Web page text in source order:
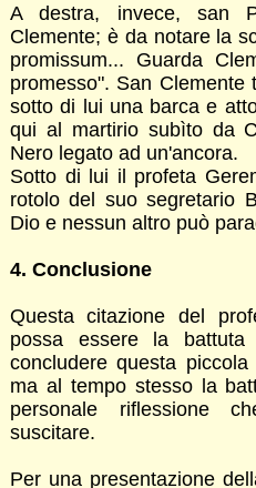
A destra, invece, san
Clemente; è da notare la
promissum... Guarda
promesso". San
sotto di lui una barca e
qui al martirio subìto da
Nero legato ad un'ancora.
Sotto di lui il profeta
rotolo del suo segretario
Dio e nessun altro può
4. Conclusione
Questa citazione del
possa essere la
concludere questa
ma al tempo stesso la
personale riflessione
suscitare.
Per una presentazione